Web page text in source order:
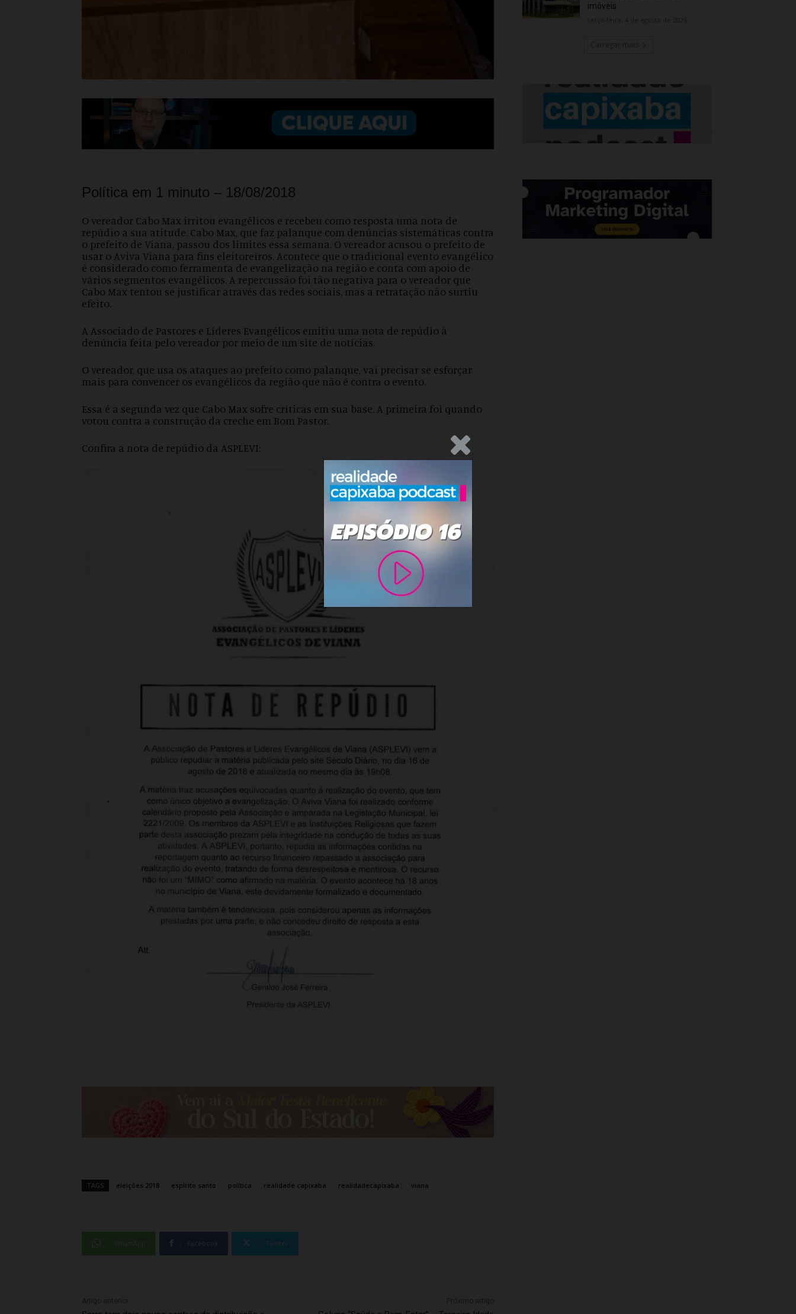
Política em 1 minuto – 18/08/2018
O vereador Cabo Max irritou evangélicos e recebeu como resposta uma nota de
repúdio a sua atitude. Cabo Max, que faz palanque com denúncias sistemáticas contra
o prefeito de Viana, passou dos limites essa semana. O vereador acusou o prefeito de
usar o Aviva Viana para fins eleitoreiros. Acontece que o tradicional evento evangélico
é considerado como ferramenta de evangelização na região e conta com apoio de
vários segmentos evangélicos. A repercussão foi tão negativa para o vereador que
Cabo Max tentou se justificar através das redes sociais, mas a retratação não surtiu
efeito.
A Associado de Pastores e Líderes Evangélicos emitiu uma nota de repúdio à
denúncia feita pelo vereador por meio de um site de notícias.
O vereador, que usa os ataques ao prefeito como palanque, vai precisar se esforçar
mais para convencer os evangélicos da região que não é contra o evento.
Essa é a segunda vez que Cabo Max sofre críticas em sua base. A primeira foi quando
votou contra a construção da creche em Bom Pastor.
Confira a nota de repúdio da ASPLEVI:
TAGS eleições 2018 espírito santo política realidade capixaba realidadecapixaba viana
Facebook Twitter
imóveis